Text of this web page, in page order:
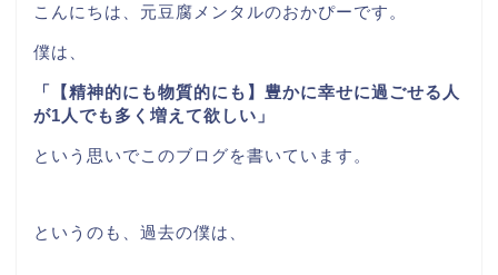
こんにちは、元豆腐メンタルのおかぴーです。
僕は、
「【精神的にも物質的にも】豊かに幸せに過ごせる人
が1人でも多く増えて欲しい」
という思いでこのブログを書いています。
というのも、過去の僕は、